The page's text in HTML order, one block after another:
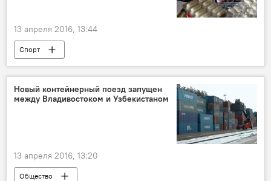
13 апреля 2016, 13:44
Спорт
Новый контейнерный поезд запущен
между Владивостоком и Узбекистаном
13 апреля 2016, 13:20
Общество